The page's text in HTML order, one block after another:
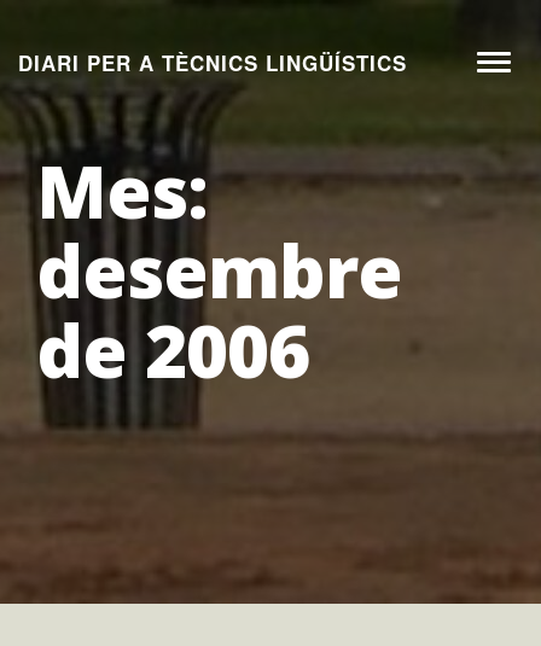
contingut
DIARI PER A TÈCNICS LINGÜÍSTICS
Mes:
desembre
de 2006